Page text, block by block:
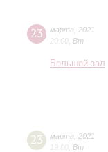
23 марта
2021
20:00 Вт
Большой зал
23 марта
2021
19:00 Вт